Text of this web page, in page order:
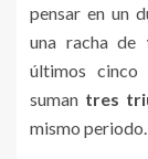
pensar en un
una racha de
últimos cinco
suman tres
mismo periodo.